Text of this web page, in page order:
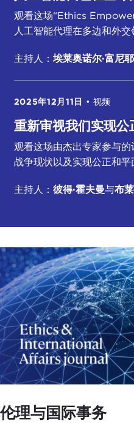
观看这场“Ethics
人工智能代理在多边和外交
主持人： 埃莱奥诺尔·富尼
2025年12月11日 • 视频
重新审视我们实现公
观看这场由杰出专家参与
战争现状以及实现公正和平
主持人： 彼得·霍夫曼与布
伦理与国际事务